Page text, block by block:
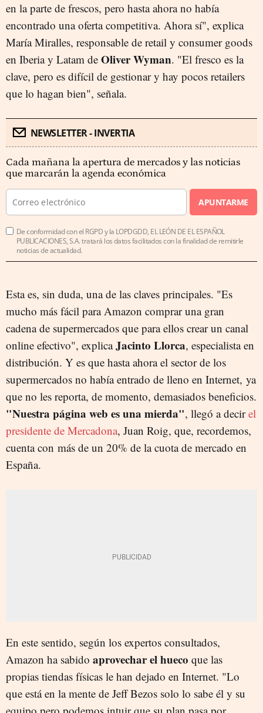
en la parte de frescos, pero hasta ahora no había
encontrado una oferta competitiva. Ahora sí", explica
María Miralles, responsable de retail y consumer goods
en Iberia y Latam de Oliver Wyman. "El fresco es la
clave, pero es difícil de gestionar y hay pocos retailers
que lo hagan bien", señala.
NEWSLETTER - INVERTIA
Cada mañana la apertura de mercados y las noticias
que marcarán la agenda económica
APUNTARME
De conformidad con el RGPD y la LOPDGDD, EL LEÓN DE EL ESPAÑOL
PUBLICACIONES, S.A. tratará los datos facilitados con la finalidad de remitirle
noticias de actualidad.
Esta es, sin duda, una de las claves principales. "Es
mucho más fácil para Amazon comprar una gran
cadena de supermercados que para ellos crear un canal
online efectivo", explicaJacinto Llorca, especialista en
distribución. Y es que hasta ahora el sector de los
supermercados no había entrado de lleno en Internet, ya
que no les reporta, de momento, demasiados beneficios.
"Nuestra página web es una mierda", llegó a decirel
presidente de Mercadona, Juan Roig, que, recordemos,
cuenta con más de un 20% de la cuota de mercado en
España.
En este sentido, según los expertos consultados,
Amazon ha sabido aprovechar el hueco que las
propias tiendas físicas le han dejado en Internet. "Lo
que está en la mente de Jeff Bezos solo lo sabe él y su